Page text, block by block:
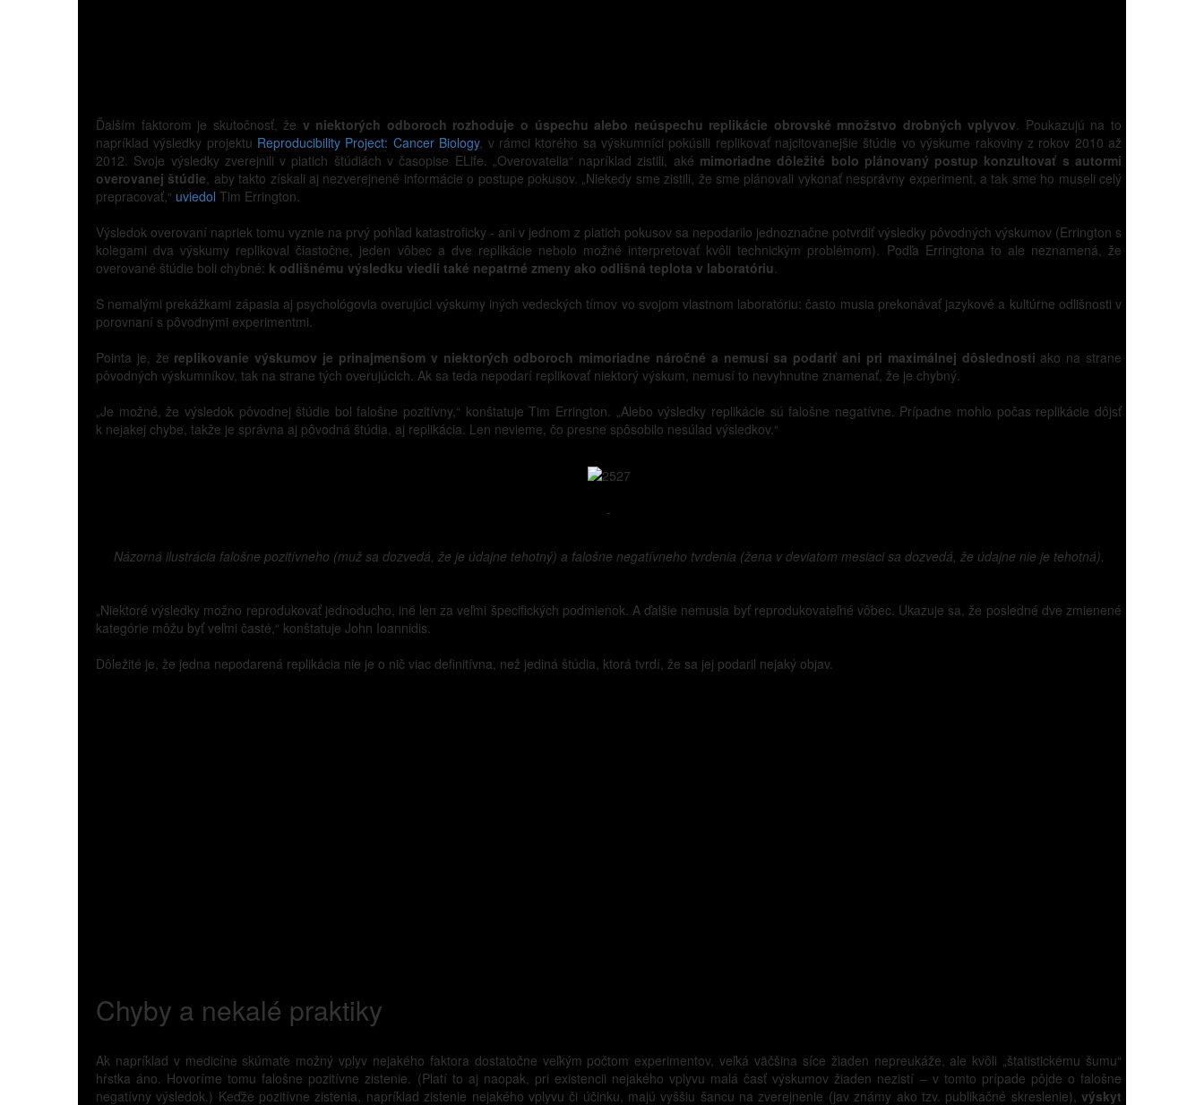
Ďalším faktorom je skutočnosť, že v niektorých odboroch rozhoduje o úspechu alebo neúspechu replikácie obrovské množstvo drobných vplyvov. Poukazujú na to
napríklad výsledky projektu Reproducibility Project: Cancer Biology, v rámci ktorého sa výskumníci pokúsili replikovať najcitovanejšie štúdie vo výskume rakoviny z rokov 2010 až
2012. Svoje výsledky zverejnili v piatich štúdiách v časopise ELife. „Overovatelia“ napríklad zistili, aké mimoriadne dôležité bolo plánovaný postup konzultovať s autormi
overovanej štúdie, aby takto získali aj nezverejnené informácie o postupe pokusov. „Niekedy sme zistili, že sme plánovali vykonať nesprávny experiment, a tak sme ho museli celý
prepracovať,“ uviedol Tim Errington.
Výsledok overovaní napriek tomu vyznie na prvý pohľad katastroficky - ani v jednom z piatich pokusov sa nepodarilo jednoznačne potvrdiť výsledky pôvodných výskumov (Errington s
kolegami dva výskumy replikoval čiastočne, jeden vôbec a dve replikácie nebolo možné interpretovať kvôli technickým problémom). Podľa Erringtona to ale neznamená, že
overované štúdie boli chybné: k odlišnému výsledku viedli také nepatrné zmeny ako odlišná teplota v laboratóriu.
S nemalými prekážkami zápasia aj psychológovia overujúci výskumy iných vedeckých tímov vo svojom vlastnom laboratóriu: často musia prekonávať jazykové a kultúrne odlišnosti v
porovnaní s pôvodnými experimentmi.
Pointa je, že replikovanie výskumov je prinajmenšom v niektorých odboroch mimoriadne náročné a nemusí sa podariť ani pri maximálnej dôslednosti ako na strane
pôvodných výskumníkov, tak na strane tých overujúcich. Ak sa teda nepodarí replikovať niektorý výskum, nemusí to nevyhnutne znamenať, že je chybný.
„Je možné, že výsledok pôvodnej štúdie bol falošne pozitívny,“ konštatuje Tim Errington. „Alebo výsledky replikácie sú falošne negatívne. Prípadne mohlo počas replikácie dôjsť
k nejakej chybe, takže je správna aj pôvodná štúdia, aj replikácia. Len nevieme, čo presne spôsobilo nesúlad výsledkov.“
-
Názorná ilustrácia falošne pozitívneho (muž sa dozvedá, že je údajne tehotný) a falošne negatívneho tvrdenia (žena v deviatom mesiaci sa dozvedá, že údajne nie je tehotná).
„Niektoré výsledky možno reprodukovať jednoducho, iné len za veľmi špecifických podmienok. A ďalšie nemusia byť reprodukovateľné vôbec. Ukazuje sa, že posledné dve zmienené
kategórie môžu byť veľmi časté,“ konštatuje John Ioannidis.
Dôležité je, že jedna nepodarená replikácia nie je o nič viac definitívna, než jediná štúdia, ktorá tvrdí, že sa jej podaril nejaký objav.
Chyby a nekalé praktiky
Ak napríklad v medicíne skúmate možný vplyv nejakého faktora dostatočne veľkým počtom experimentov, veľká väčšina síce žiaden nepreukáže, ale kvôli „štatistickému šumu“
hŕstka áno. Hovoríme tomu falošne pozitívne zistenie. (Platí to aj naopak, pri existencii nejakého vplyvu malá časť výskumov žiaden nezistí – v tomto prípade pôjde o falošne
negatívny výsledok.) Keďže pozitívne zistenia, napríklad zistenie nejakého vplyvu či účinku, majú vyššiu šancu na zverejnenie (jav známy ako tzv. publikačné skreslenie), výskyt